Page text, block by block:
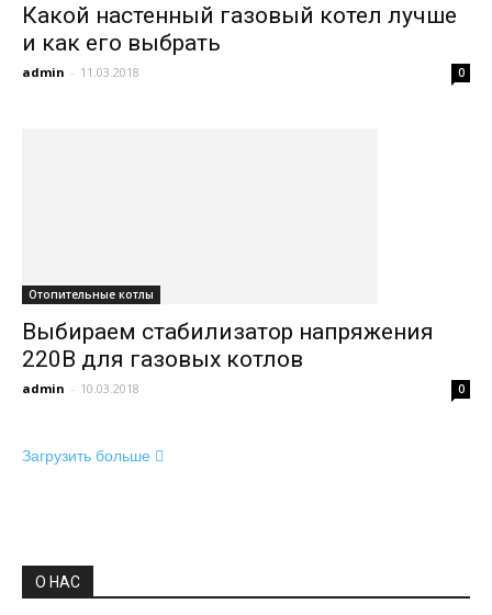
Какой настенный газовый котел лучше
и как его выбрать
admin - 11.03.2018 0
Отопительные котлы
Выбираем стабилизатор напряжения
220В для газовых котлов
admin - 10.03.2018 0
Загрузить больше
О НАС